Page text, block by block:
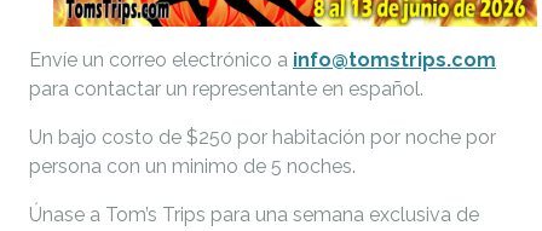
Envíe un correo electrónico a info@tomstrips.com
para contactar un representante en español.
Un bajo costo de $250 por habitación por noche por
persona con un minimo de 5 noches.
Únase a Tom’s Trips para una semana exclusiva de